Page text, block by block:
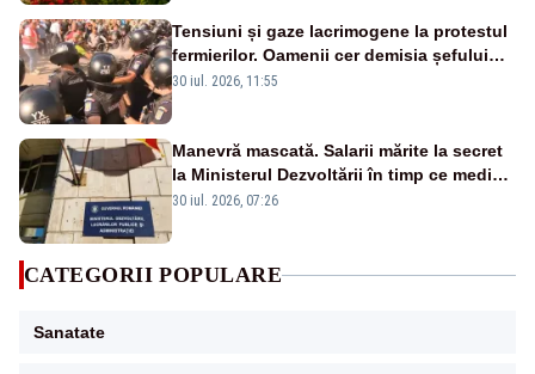
Tensiuni și gaze lacrimogene la protestul
fermierilor. Oamenii cer demisia șefului
ANSVSA și s-au mutat în Piața Victoria–
30 iul. 2026, 11:55
Manevră mascată. Salarii mărite la secret
la Ministerul Dezvoltării în timp ce medicii
ies în stradă
30 iul. 2026, 07:26
CATEGORII POPULARE
Sanatate